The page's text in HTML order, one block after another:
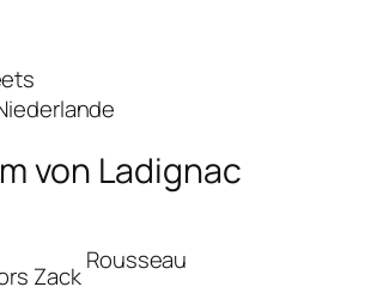
von Ladignac
Zack
Rousseau